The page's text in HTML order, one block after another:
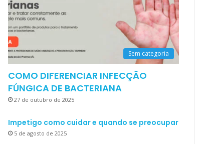
Sem categoria
COMO DIFERENCIAR INFECÇÃO
FÚNGICA DE BACTERIANA
27 de outubro de 2025
Impetigo como cuidar e quando se preocupar
5 de agosto de 2025